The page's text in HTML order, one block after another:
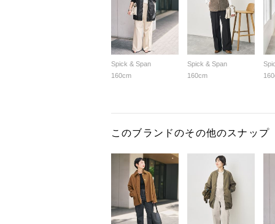
Spick & Span
160cm
Spick & Span
160cm
このブランドのその他のスナップ